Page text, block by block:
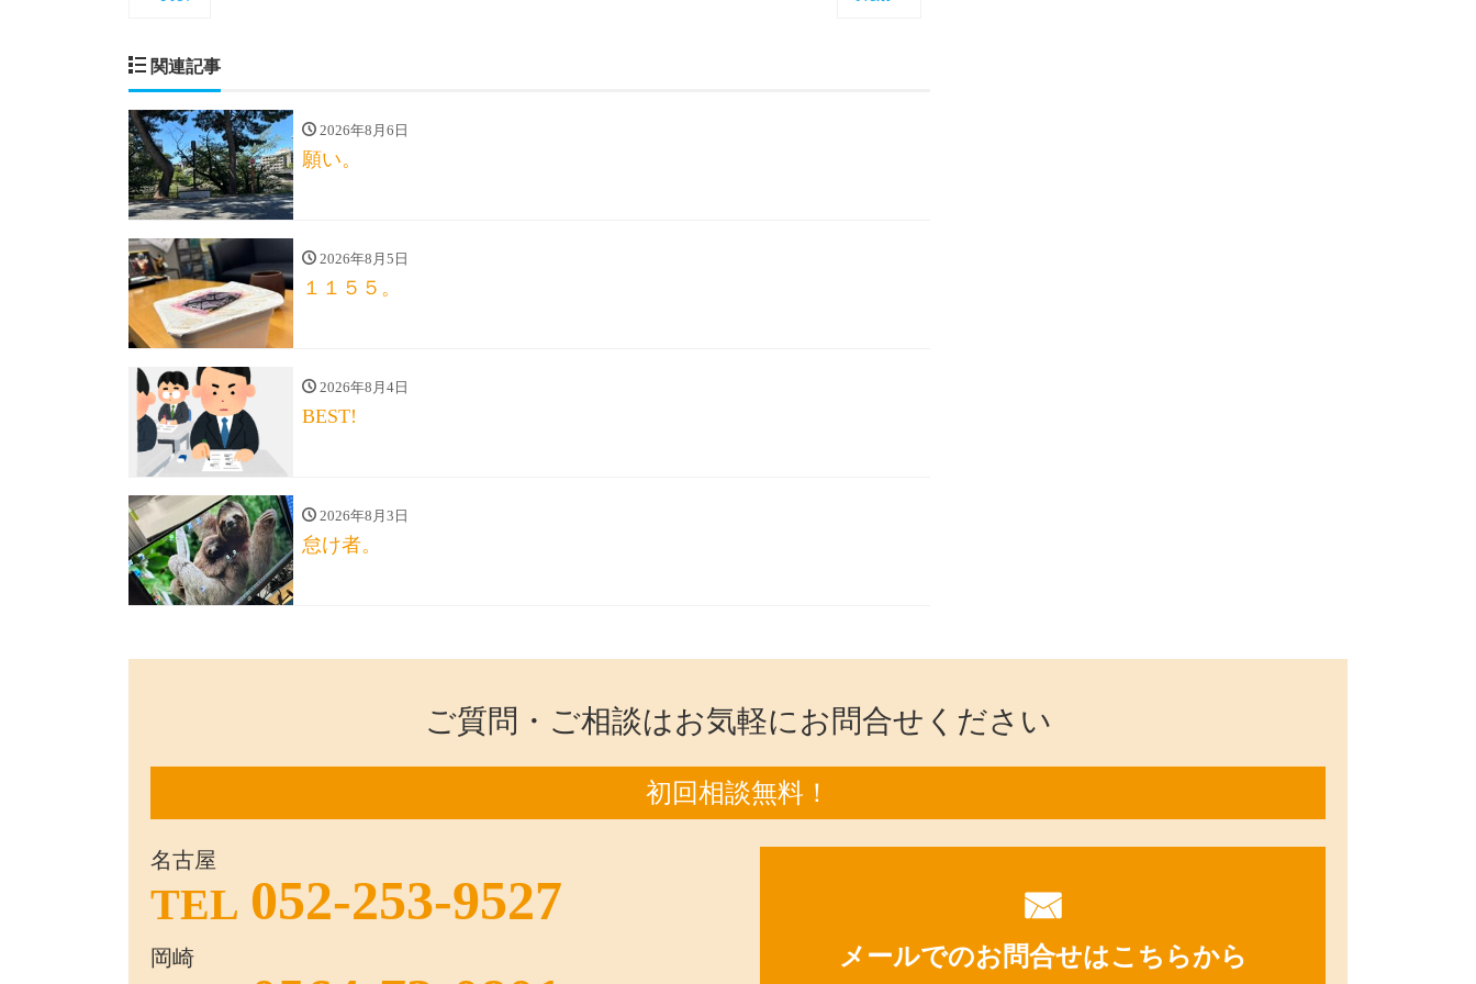
関連記事
2026年8月6日
願い。
2026年8月5日
１１５５。
2026年8月4日
BEST!
2026年8月3日
怠け者。
ご質問・ご相談はお気軽にお問合せください
初回相談無料！
名古屋
TEL 052-253-9527
岡崎 メールでのお問合せはこちらから